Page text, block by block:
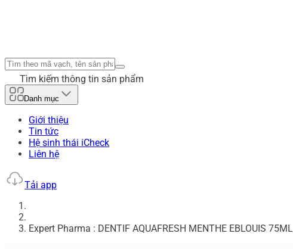
Tìm kiếm thông tin sản phẩm
Danh mục
Giới thiệu
Tin tức
Hệ sinh thái iCheck
Liên hệ
Tải app
Expert Pharma : DENTIF AQUAFRESH MENTHE EBLOUIS 75ML